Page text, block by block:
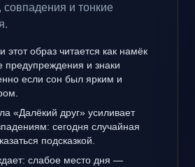
совпадения и тонкие
этот образ читается как намёк
предупреждения и знаки
если сон был ярким и
«Далёкий друг» усиливает
сегодня случайная
подсказкой.
слабое место дня —